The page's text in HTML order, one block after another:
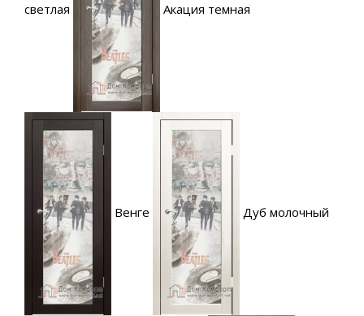
светлая Акация темная
Венге Дуб молочный